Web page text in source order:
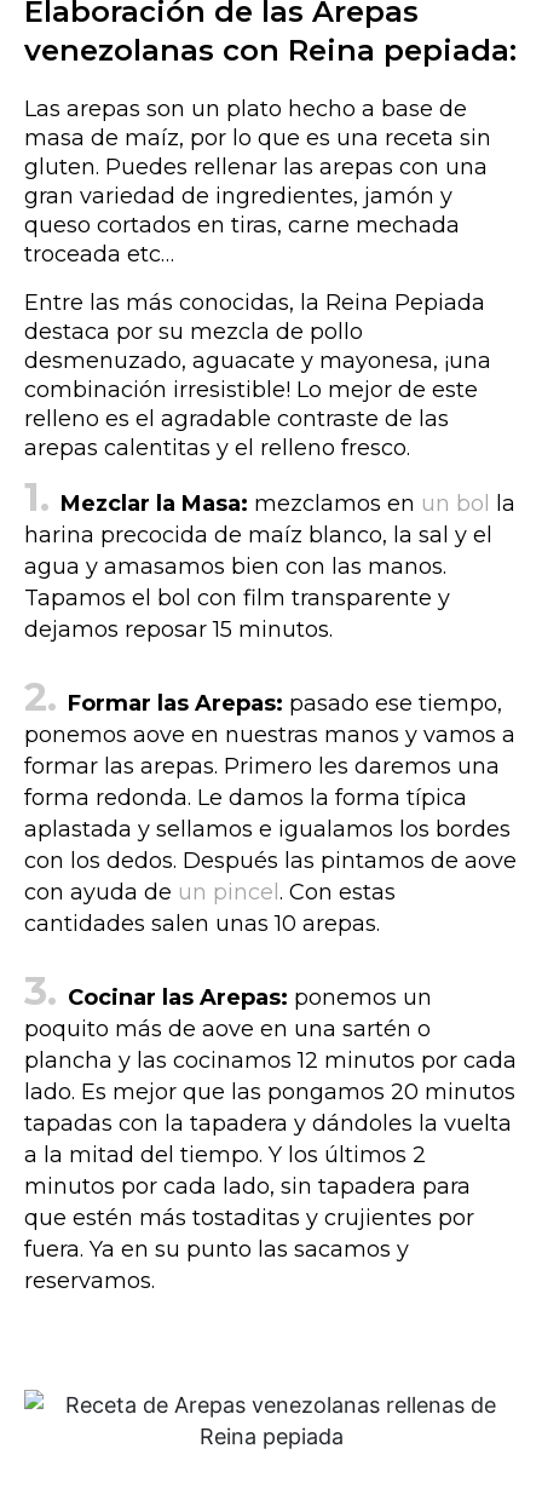
Elaboración de las Arepas
venezolanas con Reina pepiada:
Las arepas son un plato hecho a base de
masa de maíz, por lo que es una receta sin
gluten. Puedes rellenar las arepas con una
gran variedad de ingredientes, jamón y
queso cortados en tiras, carne mechada
troceada etc…
Entre las más conocidas, la Reina Pepiada
destaca por su mezcla de pollo
desmenuzado, aguacate y mayonesa, ¡una
combinación irresistible! Lo mejor de este
relleno es el agradable contraste de las
arepas calentitas y el relleno fresco.
Mezclar la Masa: mezclamos en un bol
la
harina precocida de maíz blanco, la sal y el
agua y amasamos bien con las manos.
Tapamos el bol con film transparente y
dejamos reposar 15 minutos.
Formar las Arepas: pasado ese tiempo,
ponemos aove en nuestras manos y vamos a
formar las arepas. Primero les daremos una
forma redonda. Le damos la forma típica
aplastada y sellamos e igualamos los bordes
con los dedos. Después las pintamos de aove
con ayuda de un pincel . Con estas
cantidades salen unas 10 arepas.
Cocinar las Arepas: ponemos un
poquito más de aove en una sartén o
plancha y las cocinamos 12 minutos por cada
lado. Es mejor que las pongamos 20 minutos
tapadas con la tapadera y dándoles la vuelta
a la mitad del tiempo. Y los últimos 2
minutos por cada lado, sin tapadera para
que estén más tostaditas y crujientes por
fuera. Ya en su punto las sacamos y
reservamos.